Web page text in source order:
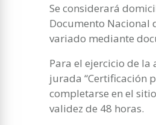
Se considerará
Documento Nacional
variado mediante
Para el ejercicio de
jurada “Certificación
completarse en el
validez de 48 horas.